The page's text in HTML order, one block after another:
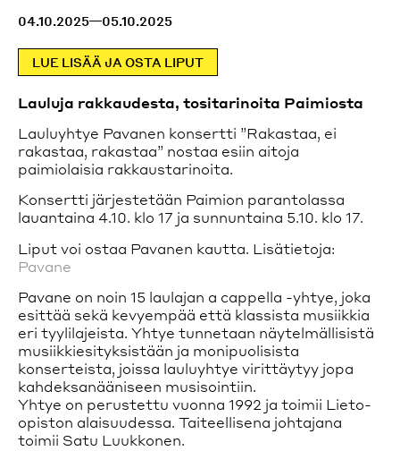
Opastetut kierrokset
historiaan ja ainutlaatuiseen arkkitehtuuriin.
Lue lisää
liikenteellä.
Lue lisää
Esteetön sisäänkäynti sijaitsee päärakennuksen takana.
Pääsisäänkäynnin eteen voi ajaa tarvittaessa.
Osa opastuksista ovat esteettömiä.
04.10.2025 05.10.2025
LUE LISÄÄ JA OSTA LIPUT
Lauluja rakkaudesta, tositarinoita Paimiosta
Lauluyhtye Pavanen konsertti ”Rakastaa, ei
rakastaa, rakastaa” nostaa esiin aitoja
paimiolaisia rakkaustarinoita.
Konsertti järjestetään Paimion parantolassa
lauantaina 4.10. klo 17 ja sunnuntaina 5.10. klo 17.
Liput voi ostaa Pavanen kautta. Lisätietoja:
Pavane
Pavane on noin 15 laulajan a cappella -yhtye, joka
esittää sekä kevyempää että klassista musiikkia
eri tyylilajeista. Yhtye tunnetaan näytelmällisistä
musiikkiesityksistään ja monipuolisista
konserteista, joissa lauluyhtye virittäytyy jopa
kahdeksanääniseen musisointiin.
Yhtye on perustettu vuonna 1992 ja toimii Lieto-
opiston alaisuudessa. Taiteellisena johtajana
toimii Satu Luukkonen.